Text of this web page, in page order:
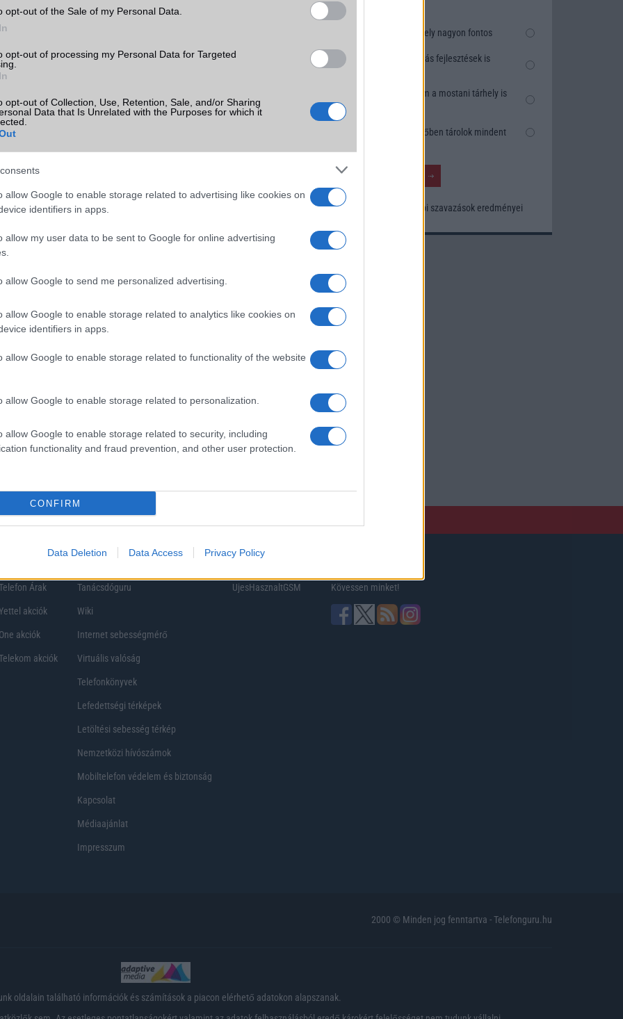
opt-out of the Sale of my Personal Data.
opt-out of processing my Personal Data for Targeted
opt-out of Collection, Use, Retention, Sale, and/or Sharing
Data that Is Unrelated with the Purposes for which it
allow Google to enable storage related to advertising like cookies on
identifiers in apps.
allow my user data to be sent to Google for online advertising
allow Google to send me personalized advertising.
allow Google to enable storage related to analytics like cookies on
identifiers in apps.
allow Google to enable storage related to functionality of the website
allow Google to enable storage related to personalization.
allow Google to enable storage related to security, including
functionality and fraud prevention, and other user protection.
CONFIRM
Data Deletion Data Access Privacy Policy
népszerű Samsung
kimarad a
9 frissítésből – itt a
érintett modellekről
mesterséges
és továbbfejlesztett
több korábbi
lesz az út vége.
iPhone 18 bemutató dátum -
Apple az új csúcsmobilokról
2026.06.29| Phone Arena
hajlítható iPhone Ultra is bemutatkozhat,
rajtot.
hat
amely észrevétlenül
alkalmazásokra
már évek óta
a háttérben.
funkció teljesen
mégsem tudnak róla
Az Edge Panel az egyik leghasznosabb
telefonokból továbbra is hiányzik.
Igen, a tárhely nagyon fontos
Talán, ha más fejlesztések is
Nem, nekem a mostani tárhely is
Inkább felhőben tárolok mindent
Korábbi szavazások eredményei
Árak
akciók
One akciók
akciók
Tanácsdóguru
Wiki
Internet sebességmérő
Virtuális valóság
Telefonkönyvek
Lefedettségi térképek
Letöltési sebesség térkép
Nemzetközi hívószámok
Mobiltelefon védelem és biztonság
Kapcsolat
Médiaajánlat
Impresszum
UjesHasznaltGSM Kövessen minket!
2000 © Minden jog fenntartva - Telefonguru.hu
oldalain található információk és számítások a piacon elérhető adatokon alapszanak.